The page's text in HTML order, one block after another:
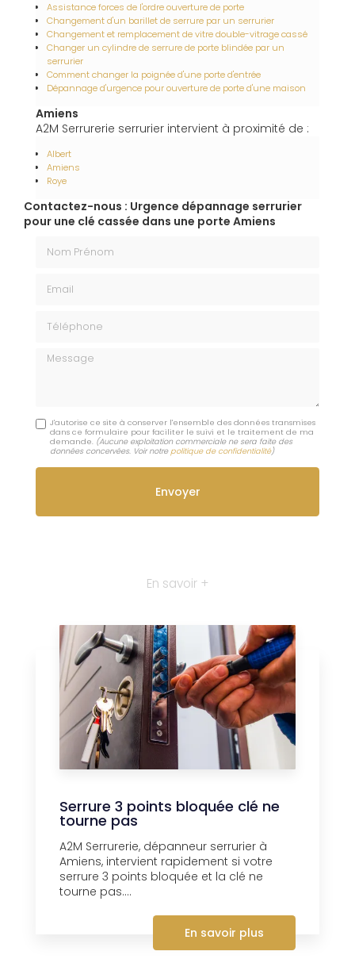
Assistance forces de l'ordre ouverture de porte
Changement d'un barillet de serrure par un serrurier
Changement et remplacement de vitre double-vitrage cassé
Changer un cylindre de serrure de porte blindée par un
serrurier
Comment changer la poignée d'une porte d'entrée
Dépannage d'urgence pour ouverture de porte d'une maison
Amiens
A2M Serrurerie serrurier intervient à proximité de :
Albert
Amiens
Roye
Contactez-nous : Urgence dépannage serrurier
pour une clé cassée dans une porte Amiens
Message
J'autorise ce site à conserver l'ensemble des données transmises
dans ce formulaire pour faciliter le suivi et le traitement de ma
demande. (Aucune exploitation commerciale ne sera faite des
données concervées. Voir notre politique de confidentialité)
En savoir +
Serrure 3 points bloquée clé ne
tourne pas
A2M Serrurerie, dépanneur serrurier à
Amiens, intervient rapidement si votre
serrure 3 points bloquée et la clé ne
tourne pas....
En savoir plus